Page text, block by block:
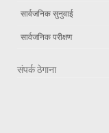
सार्वजनिक सुनुवाई
सार्वजनिक परीक्षण
संपर्क ठेगाना